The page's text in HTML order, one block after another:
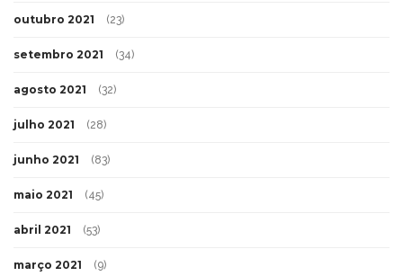
outubro 2021 (23)
setembro 2021 (34)
agosto 2021 (32)
julho 2021 (28)
junho 2021 (83)
maio 2021 (45)
abril 2021 (53)
março 2021 (9)